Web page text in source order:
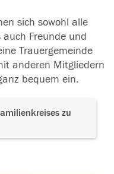
sich sowohl alle
Freunde und
Trauergemeinde
anderen Mitgliedern
bequem ein.
zu